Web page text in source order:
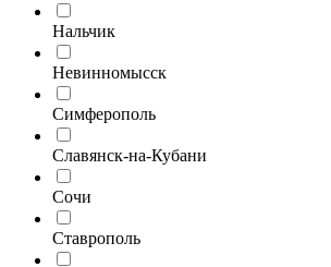
Нальчик
Невинномысск
Симферополь
Славянск-на-Кубани
Сочи
Ставрополь